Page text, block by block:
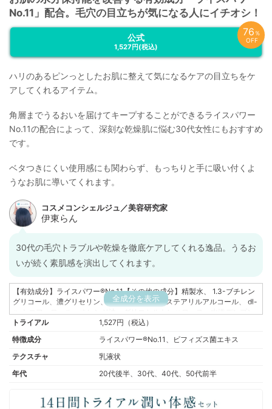
No.11」配合。毛穴の目立ちが気になる人にイチオシ！
公式
1,527円(税込)
76 ％
OFF
ハリのあるピンっとしたお肌に整えて気になるケアの目立ちをケ
アしてくれるアイテム。
角層までうるおいを届けてキープすることができるライスパワー
No.11の配合によって、深刻な乾燥肌に悩む30代女性にもおすすめ
です。
ベタつきにくい使用感にも関わらず、もっちりと手に吸い付くよ
うなお肌に導いてくれます。
30代の毛穴トラブルや乾燥を徹底ケアしてくれる逸品。うるお
いが続く素肌感を演出してくれます。
全成分を表示
【有効成分】ライスパワー®No.11【その他の成分】精製水、 1.3-ブチレン
グリコール、濃グリセリン、エタノール、セトステアリルアルコール、 dl-
α-トコフェロール、オレンジ油、グリコシルトレハロース、水添デンプン
分解物混合溶液、ビフィズス菌エキス、納豆エキス、アクリル酸ナトリウ
ン/ポリソルベート80 、エデト酸二ナトリウム、クエン酸、チオ硫酸ナトリ
ウム、バチルアルコール、ベヘニルアルコール、ポリオキシエチレンコレ
サン、リン酸一水素ナトリウム、水素添加大豆リゾリン脂質、乳酸ナトリ
トライアル
1,527円（税込）
特徴成分
ライスパワー®No.11、ビフィズス菌エキス
テクスチャ
乳液状
年代
20代後半、30代、40代、50代前半